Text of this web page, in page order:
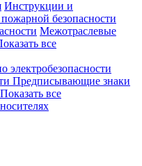
Инструкции и
безопасности
Межотраслевые
все
электробезопасности
Предписывающие знаки
все